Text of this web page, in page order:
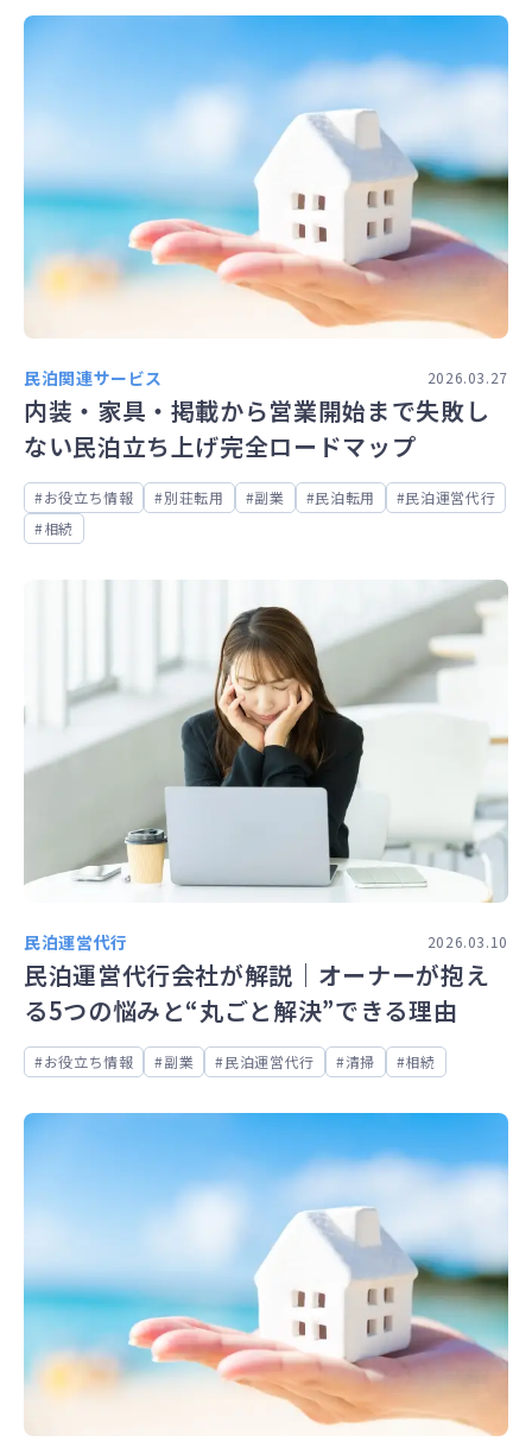
民泊関連サービス 2026.03.27
内装・家具・掲載から営業開始まで失敗し
ない民泊立ち上げ完全ロードマップ
お役立ち情報 別荘転用 副業 民泊転用
民泊運営代行
相続
民泊運営代行 2026.03.10
民泊運営代行会社が解説｜オーナーが抱え
る5つの悩みと“丸ごと解決”できる理由
お役立ち情報 副業 民泊運営代行 清掃 相続